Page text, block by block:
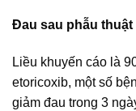
Đau sau phẫu thuật
Liều khuyến cáo là
etoricoxib, một số
giảm đau trong 3